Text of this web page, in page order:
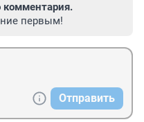
комментария.
первым!
Отправить